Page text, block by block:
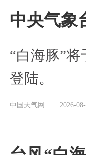
中央气象
“白海豚”
登陆。
中国天气网 2026-